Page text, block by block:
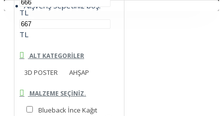
Alışveriş sepetiniz boş!
TL
TL
ALT KATEGORILER
3D POSTER AHŞAP
MALZEME SEÇINIZ.
Blueback İnce Kağıt